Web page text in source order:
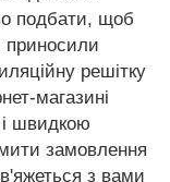
подбати, щоб
приносили
решітку
магазині
швидкою
замовлення
з вами